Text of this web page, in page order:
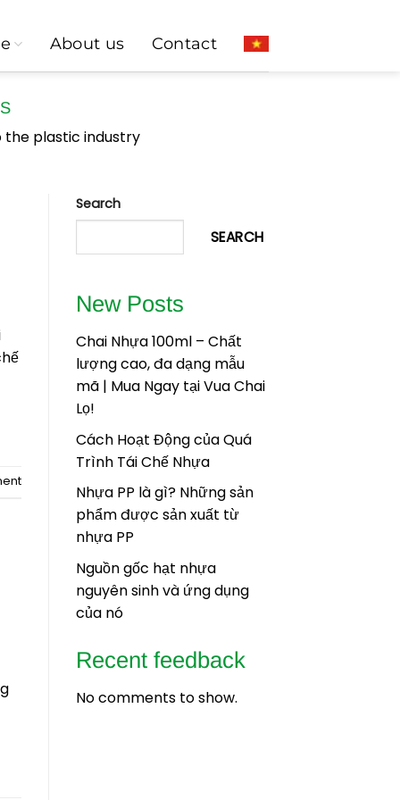
About us Contact
the plastic industry
Search
SEARCH
New Posts
Chai Nhựa 100ml – Chất
lượng cao, đa dạng mẫu
mã | Mua Ngay tại Vua Chai
Lọ!
Cách Hoạt Động của Quá
Trình Tái Chế Nhựa
Nhựa PP là gì? Những sản
phẩm được sản xuất từ
nhựa PP
Nguồn gốc hạt nhựa
nguyên sinh và ứng dụng
của nó
Recent feedback
No comments to show.